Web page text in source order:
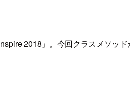
2018」。今回クラスメソッ